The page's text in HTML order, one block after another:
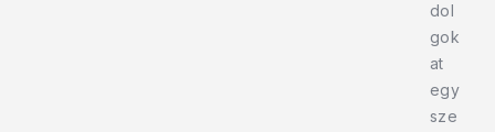
dol
gok
at
egy
sze